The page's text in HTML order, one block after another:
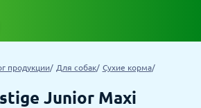
продукции Для собак Сухие корма
Junior Maxi